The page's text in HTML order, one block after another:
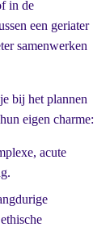
in de
een geriater
samenwerken
bij het plannen
eigen charme:
acute